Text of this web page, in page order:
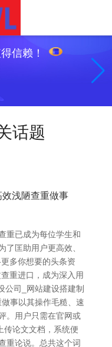
信赖！
话题
浅陋查重做事
重已成为每位学生和
了匡助用户更高效、
多你想要的头条资
重进口，成为深入用
公司_网站建设搭建制
事以其操作毛糙、速
。用户只需在官网或
传论文文档，系统便
重论说。总共这个词